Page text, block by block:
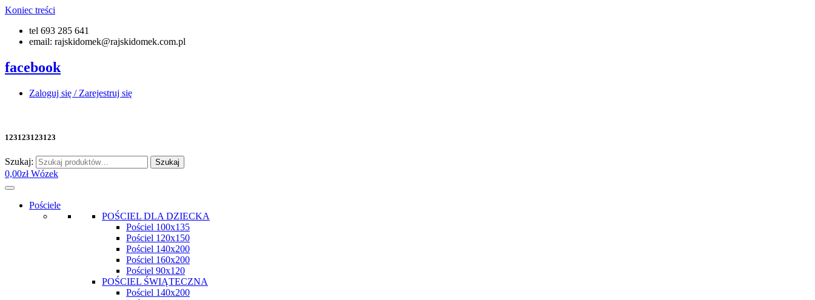
Koniec treści
tel 693 285 641
email: rajskidomek@rajskidomek.com.pl
facebook
Zaloguj się / Zarejestruj się
123123123123
Szukaj: Szukaj
0,00zł Wózek
Pościele
POŚCIEL DLA DZIECKA
Pościel 100x135
Pościel 120x150
Pościel 140x200
Pościel 160x200
Pościel 90x120
POŚCIEL ŚWIĄTECZNA
Pościel 140x200